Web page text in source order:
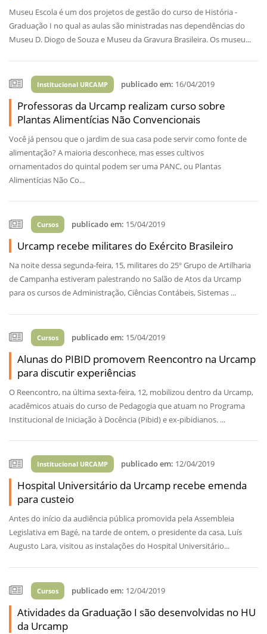
Museu Escola é um dos projetos de gestão do curso de História -
Graduação I no qual as aulas são ministradas nas dependências do
Museu D. Diogo de Souza e Museu da Gravura Brasileira. Os museu...
Institucional URCAMP publicado em: 16/04/2019
Professoras da Urcamp realizam curso sobre
Plantas Alimentícias Não Convencionais
Você já pensou que o jardim de sua casa pode servir como fonte de
alimentação? A maioria desconhece, mas esses cultivos
ornamentados do quintal podem ser uma PANC, ou Plantas
Alimentícias Não Co...
Cursos publicado em: 15/04/2019
Urcamp recebe militares do Exército Brasileiro
Na noite dessa segunda-feira, 15, militares do 25º Grupo de Artilharia
de Campanha estiveram palestrando no Salão de Atos da Urcamp
para os cursos de Administração, Ciências Contábeis, Sistemas ...
Cursos publicado em: 15/04/2019
Alunas do PIBID promovem Reencontro na Urcamp
para discutir experiências
O Reencontro, na última sexta-feira, 12, mobilizou dentro da Urcamp,
acadêmicos atuais do curso de Pedagogia que atuam no Programa
Institucional de Iniciação à Docência (Pibid) e ex-pibidianos. ...
Institucional URCAMP publicado em: 12/04/2019
Hospital Universitário da Urcamp recebe emenda
para custeio
Antes do início da audiência pública promovida pela Assembleia
Legislativa em Bagé, na tarde de ontem, o presidente da casa, Luís
Augusto Lara, visitou as instalações do Hospital Universitário...
Cursos publicado em: 12/04/2019
Atividades da Graduação I são desenvolvidas no HU
da Urcamp